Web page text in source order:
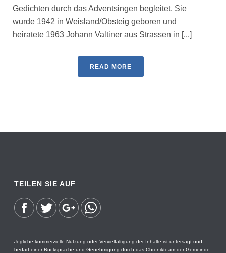
Gedichten durch das Adventsingen begleitet. Sie
wurde 1942 in Weisland/Obsteig geboren und
heiratete 1963 Johann Valtiner aus Strassen in [...]
READ MORE
TEILEN SIE AUF
Jegliche kommerzielle Nutzung oder Vervielfältigung der Inhalte ist untersagt und
bedarf einer Rücksprache und Genehmigung durch das Chronikteam der Gemeinde